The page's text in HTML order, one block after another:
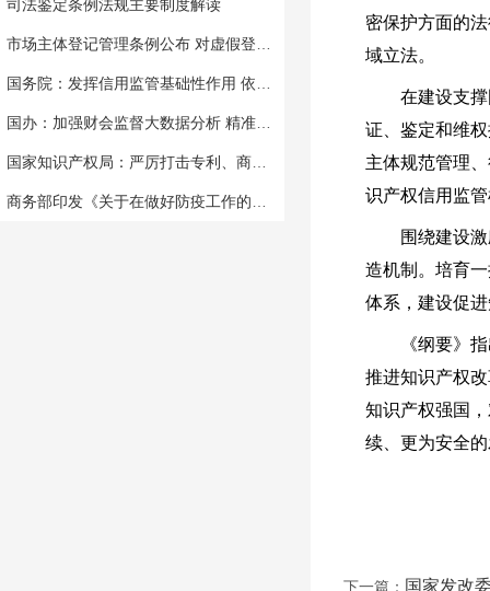
司法鉴定条例法规主要制度解读
密保护方面的
域立法。
在建设支撑国
证、鉴定和维
主体规范管理
识产权信用监
围绕建设激励
造机制。培育
体系，建设促
《纲要》指出
推进知识产权
知识产权强国
续、更为安全
下一篇： 国家发改